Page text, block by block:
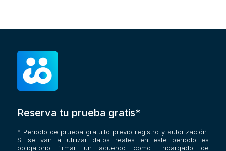
Reserva tu prueba gratis*
* Periodo de prueba gratuito previo registro y autorización.
Si se van a utilizar datos reales en este periodo es
obligatorio firmar un acuerdo como Encargado de